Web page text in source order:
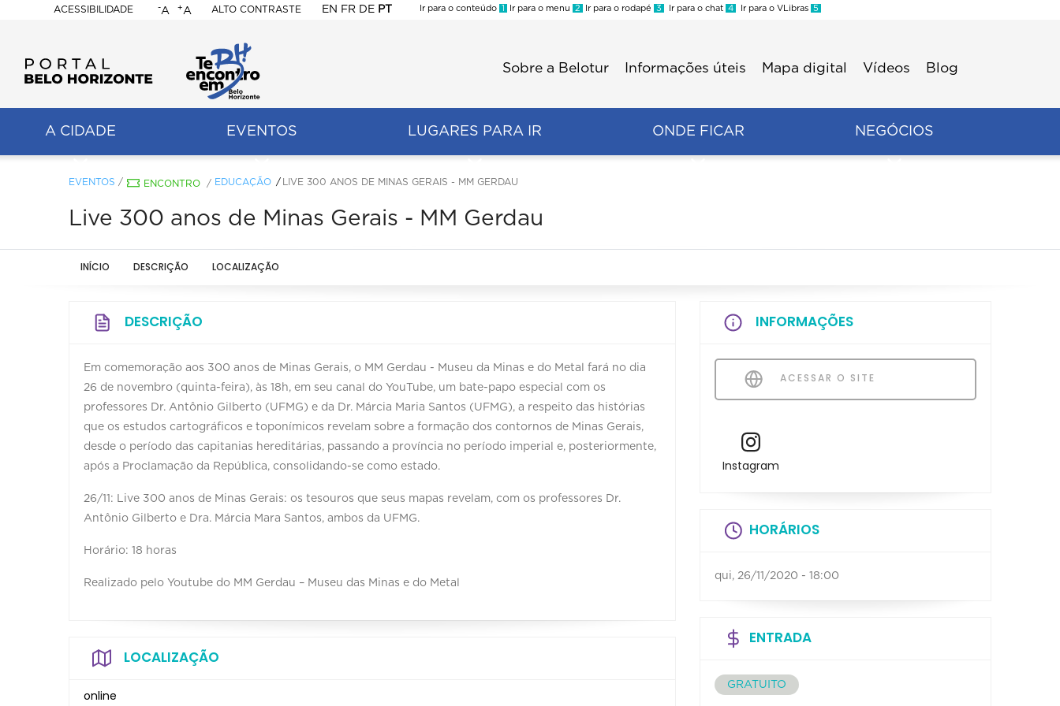
ACESSIBILIDADE
BELO
HORIZONTE
-A +A ALTO CONTRASTE EN FR DE PT
Ir para o conteúdo 1 Ir para o menu 2 Ir para o rodapé 3 Ir para o chat 4 Ir para o VLibras 5
Sobre a Belotur Informações úteis Mapa digital Vídeos Blog
A CIDADE EVENTOS LUGARES PARA IR ONDE FICAR NEGÓCIOS
EVENTOS / ENCONTRO / EDUCAÇÃO LIVE 300 ANOS DE MINAS GERAIS - MM GERDAU
Live 300 anos de Minas Gerais - MM Gerdau
INÍCIO DESCRIÇÃO LOCALIZAÇÃO
DESCRIÇÃO
Em comemoração aos 300 anos de Minas Gerais, o MM Gerdau - Museu da Minas e do Metal fará no dia
26 de novembro (quinta-feira), às 18h, em seu canal do YouTube, um bate-papo especial com os
professores Dr. Antônio Gilberto (UFMG) e da Dr. Márcia Maria Santos (UFMG), a respeito das histórias
que os estudos cartográficos e toponímicos revelam sobre a formação dos contornos de Minas Gerais,
desde o período das capitanias hereditárias, passando a província no período imperial e, posteriormente,
após a Proclamação da República, consolidando-se como estado.
26/11: Live 300 anos de Minas Gerais: os tesouros que seus mapas revelam, com os professores Dr.
Antônio Gilberto e Dra. Márcia Mara Santos, ambos da UFMG.
Horário: 18 horas
Realizado pelo Youtube do MM Gerdau – Museu das Minas e do Metal
LOCALIZAÇÃO
online
INFORMAÇÕES
ACESSAR O SITE
Instagram
HORÁRIOS
qui, 26/11/2020 - 18:00
ENTRADA
GRATUITO